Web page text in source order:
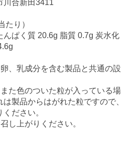
川合新田3411
たり）
んぱく質 20.6g 脂質 0.7g 炭水化
、乳成分を含む製品と共通の設
た色のついた粒が入っている場
製品からはがれた粒ですので、
ださい。
し上がりください。